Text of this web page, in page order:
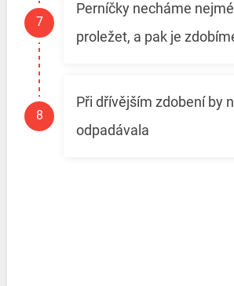
Perníčky necháme
proležet, a pak je
Při dřívějším zdobení by
odpadávala